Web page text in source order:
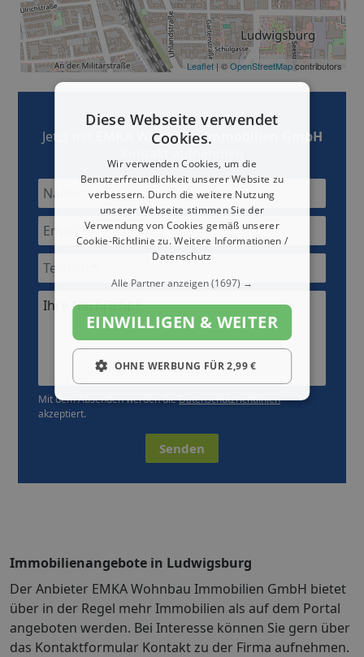
Leaflet | ©OpenStreetMapcontributors
Jetzt mit
EMKA Wohnbau Immobilien GmbH
Ihre Nachricht:*
Mit dem Absenden werden dieDatenschutzrichtlinien
akzeptiert.
Senden
Immobilienangebote in Ludwigsburg
Der Anbieter EMKA Wohnbau Immobilien GmbH bietet
über in der Regel mehr Immobilien als auf dem Portal
angeboten werden. Bei Interesse können Sie gern über
das Kontaktformular Kontakt zu der Firma aufnehmen.
Diese Webseite verwendet
Cookies.
Wir verwenden Cookies, um die
Benutzerfreundlichkeit unserer Website zu
verbessern. Durch die weitere Nutzung
unserer Webseite stimmen Sie der
Verwendung von Cookies gemäß unserer
Cookie-Richtlinie zu.Weitere Informationen /
Datenschutz
Alle Partner anzeigen(1697) →
EINWILLIGEN & WEITER
OHNE WERBUNG FÜR 2,99 €